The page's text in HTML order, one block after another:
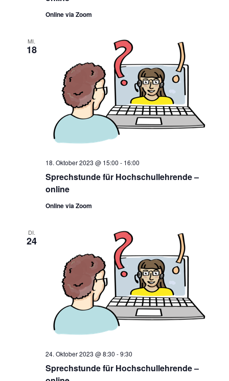
Online via Zoom
MI.
18
Sprechstunde für Hochschullehrende –
online
18. Oktober 2023 @ 15:00 - 16:00
Online via Zoom
DI.
24
Sprechstunde für Hochschullehrende –
24. Oktober 2023 @ 8:30 -9:30